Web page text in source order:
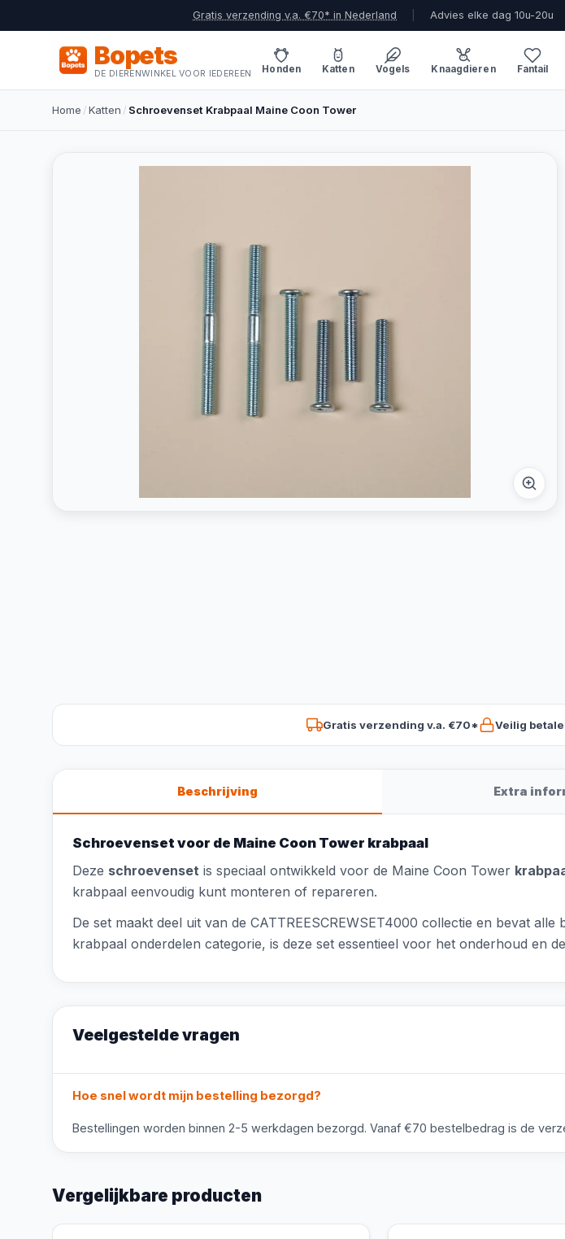
Gratis verzending v.a. €70* in Nederland Advies elke dag 10u-20u
Bopets
DE DIERENWINKEL VOOR IEDEREEN Honden Katten Vogels Knaagdieren Fantail
Home /Katten / Schroevenset Krabpaal Maine Coon Tower
Gratis verzending v.a. €70* Veilig
Beschrijving Extra
Schroevenset voor de Maine Coon Tower krabpaal
Deze schroevenset is speciaal ontwikkeld voor de Maine Coon Tower
krabpaal eenvoudig kunt monteren of repareren.
De set maakt deel uit van de CATTREESCREWSET4000 collectie en bevat
krabpaal onderdelen categorie, is deze set essentieel voor het onderhoud en
Veelgestelde vragen
Hoe snel wordt mijn bestelling bezorgd?
Bestellingen worden binnen 2-5 werkdagen bezorgd. Vanaf €70 bestelbedrag is de
Vergelijkbare producten